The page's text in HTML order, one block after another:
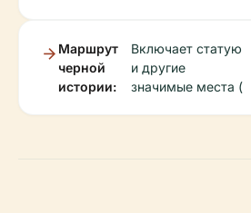
Маршрут
черной
истории:
Включает статую
и другие
значимые места (